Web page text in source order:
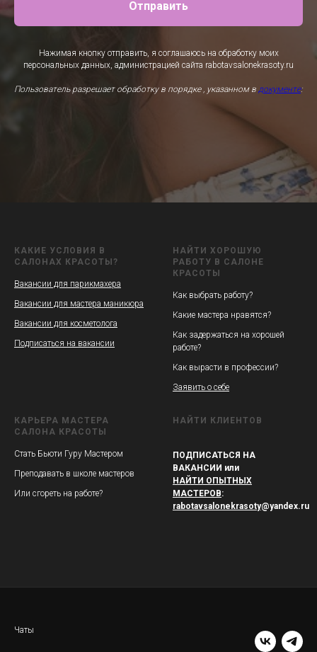
Отправить
Нажимая кнопку отправить, я соглашаюсь на обработку моих
персональных данных, администрацией сайта rabotavsalonekrasoty.ru
Пользователь разрешает обработку в порядке , указанном в документе:
КАКИЕ УСЛОВИЯ В
САЛОНАХ КРАСОТЫ?
Вакансии для парикмахера
Вакансии для мастера маникюра
Вакансии для косметолога
Подписаться на вакансии
НАЙТИ ХОРОШУЮ
РАБОТУ В САЛОНЕ
КРАСОТЫ
Как выбрать работу?
Какие мастера нравятся?
Как задержаться на хорошей
работе?
Как вырасти в профессии?
Заявить о себе
КАРЬЕРА МАСТЕРА
САЛОНА КРАСОТЫ
Стать Бьюти Гуру Мастером
Преподавать в школе мастеров
Или сгореть на работе?
НАЙТИ КЛИЕНТОВ
ПОДПИСАТЬСЯ НА
ВАКАНСИИ или
НАЙТИ ОПЫТНЫХ
МАСТЕРОВ:
rabotavsalonekrasoty@yandex.ru
Чаты